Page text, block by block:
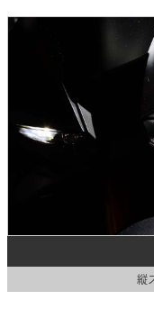
縦